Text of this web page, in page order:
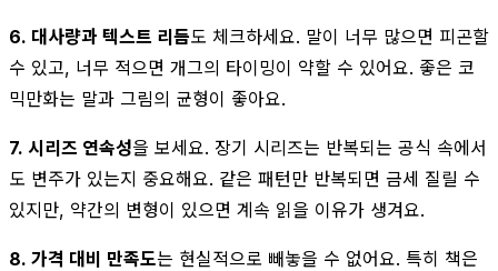
6. 대사량과 텍스트 리듬도 체크하세요. 말이 너무 많으면 피곤할
수 있고, 너무 적으면 개그의 타이밍이 약할 수 있어요. 좋은 코
믹만화는 말과 그림의 균형이 좋아요.
7. 시리즈 연속성을 보세요. 장기 시리즈는 반복되는 공식 속에서
도 변주가 있는지 중요해요. 같은 패턴만 반복되면 금세 질릴 수
있지만, 약간의 변형이 있으면 계속 읽을 이유가 생겨요.
8. 가격 대비 만족도는 현실적으로 빼놓을 수 없어요. 특히 책은